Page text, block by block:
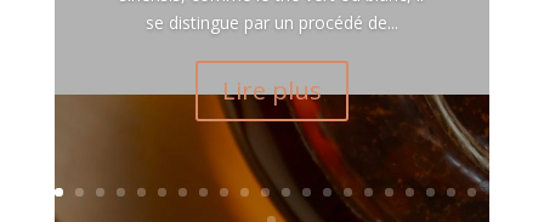
se distingue par un procédé de...
Lire plus